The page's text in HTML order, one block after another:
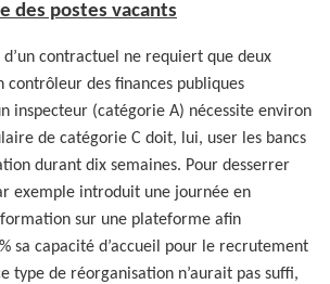
des postes vacants
contractuel ne requiert que deux
contrôleur des finances publiques
inspecteur (catégorie A) nécessite environ
de catégorie C doit, lui, user les bancs
durant dix semaines. Pour desserrer
exemple introduit une journée en
sur une plateforme afin
sa capacité d’accueil pour le recrutement
type de réorganisation n’aurait pas suffi,